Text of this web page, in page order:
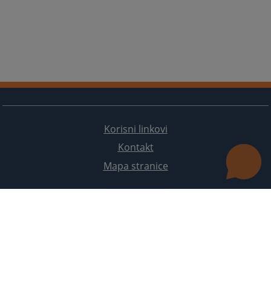
Korisni linkovi
Kontakt
Mapa stranice